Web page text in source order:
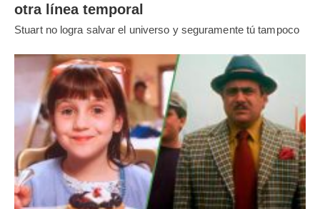
otra línea temporal
Stuart no logra salvar el universo y seguramente tú tampoco